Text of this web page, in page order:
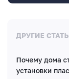
Нет
ДРУГИЕ
Почему дома
установки